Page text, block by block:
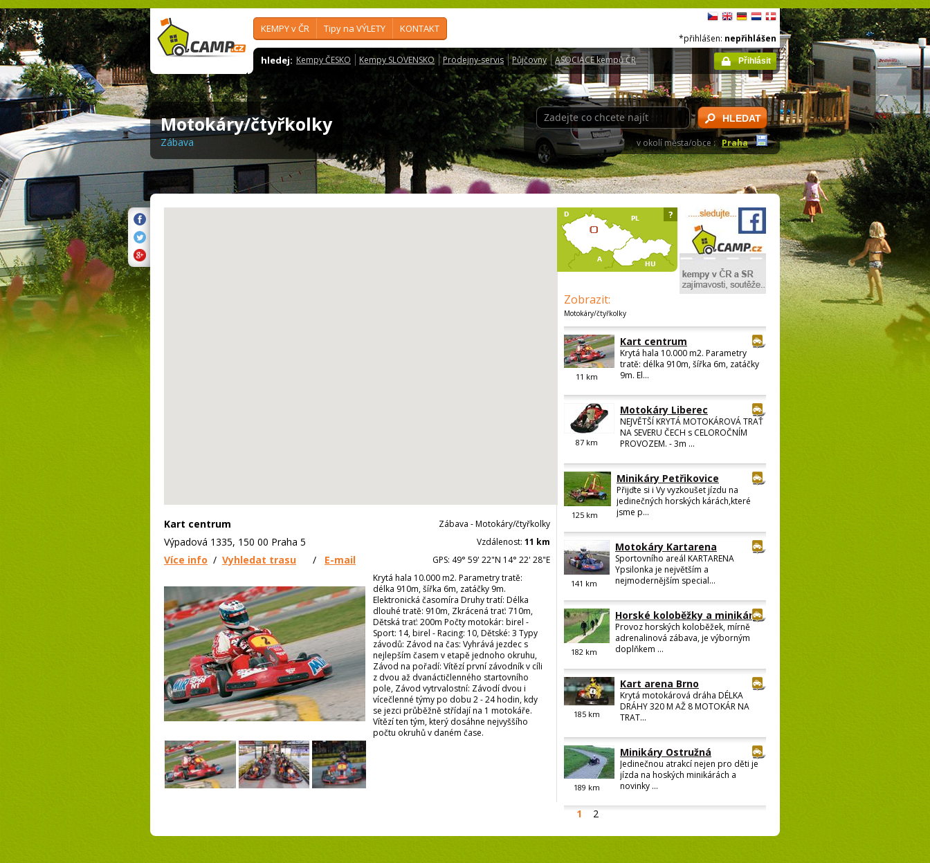
KEMPY v ČR Tipy na VÝLETY KONTAKT
hledej: Kempy ČESKO Kempy SLOVENSKO Prodejny-servis Půjčovny ASOCIACE kempů ČR
*přihlášen: nepřihlášen
Přihlásit
Motokáry/čtyřkolky
Zábava
HLEDAT
v okolí města/obce :Praha
?
Kart centrum
Výpadová 1335, 150 00 Praha 5
Více info / Vyhledat trasu / E-mail
Zábava - Motokáry/čtyřkolky
Vzdálenost: 11 km
GPS: 49° 59' 22"N 14° 22' 28"E
Krytá hala 10.000 m2. Parametry tratě:
délka 910m, šířka 6m, zatáčky 9m.
Elektronická časomíra Druhy tratí: Délka
dlouhé tratě: 910m, Zkrácená trať: 710m,
Dětská trať: 200m Počty motokár: birel -
Sport: 14, birel - Racing: 10, Dětské: 3 Typy
závodů: Závod na čas: Vyhrává jezdec s
nejlepším časem v etapě jednoho okruhu,
Závod na pořadí: Vítězí první závodník v cíli
z dvou až dvanáctičlenného startovního
pole, Závod vytrvalostní: Závodí dvou i
vícečlenné týmy po dobu 2 - 24 hodin, kdy
se jezci průběžně střídají na 1 motokáře.
Vítězí ten tým, který dosáhne nejvyššího
počtu okruhů v daném čase.
Zobrazit:
Motokáry/čtyřkolky
1 2
11 km
Kart centrum
Krytá hala 10.000 m2. Parametry
tratě: délka 910m, šířka 6m, zatáčky
9m. El...
87km
Motokáry Liberec
NEJVĚTŠÍ KRYTÁ MOTOKÁROVÁ TRAŤ
NA SEVERU ČECH s CELOROČNÍM
PROVOZEM. - 3m ...
125 km
Minikáry Petřikovice
Přijďte si i Vy vyzkoušet jízdu na
jedinečných horských kárách,které
jsme p...
141 km
Motokáry Kartarena
Sportovního areál KARTARENA
Ypsilonka je největším a
nejmodernějším special...
182 km
Horské koloběžky a minikáry
Provoz horských koloběžek, mírně
adrenalinová zábava, je výborným
doplňkem ...
185km
Kart arena Brno
Krytá motokárová dráha DÉLKA
DRÁHY 320 M AŽ 8 MOTOKÁR NA
TRAT...
189 km
Minikáry Ostružná
Jedinečnou atrakcí nejen pro děti je
jízda na hoských minikárách a
novinky ...